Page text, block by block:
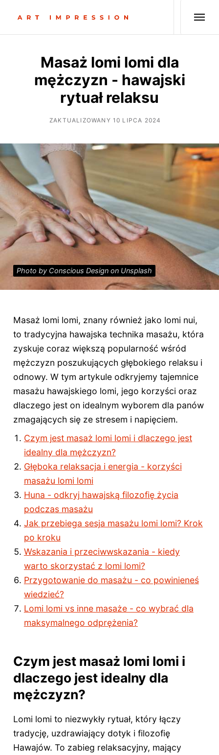
Masaż lomi lomi dla
mężczyzn - hawajski
rytuał relaksu
ZAKTUALIZOWANY 10 LIPCA 2024
Photo by Conscious Design on Unsplash
Masaż lomi lomi, znany również jako lomi nui,
to tradycyjna hawajska technika masażu, która
zyskuje coraz większą popularność wśród
mężczyzn poszukujących głębokiego relaksu i
odnowy. W tym artykule odkryjemy tajemnice
masażu hawajskiego lomi, jego korzyści oraz
dlaczego jest on idealnym wyborem dla panów
zmagających się ze stresem i napięciem.
Czym jest masaż lomi lomi i dlaczego jest
idealny dla mężczyzn?
Głęboka relaksacja i energia - korzyści
masażu lomi lomi
Huna - odkryj hawajską filozofię życia
podczas masażu
Jak przebiega sesja masażu lomi lomi? Krok
po kroku
Wskazania i przeciwwskazania - kiedy
warto skorzystać z lomi lomi?
Przygotowanie do masażu - co powinieneś
wiedzieć?
Lomi lomi vs inne masaże - co wybrać dla
maksymalnego odprężenia?
Czym jest masaż lomi lomi i
dlaczego jest idealny dla
mężczyzn?
Lomi lomi to niezwykły rytuał, który łączy
tradycję, uzdrawiający dotyk i filozofię
Hawajów. To zabieg relaksacyjny, mający